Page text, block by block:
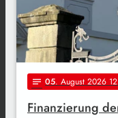
notes 05. August 2026
Finanzierung